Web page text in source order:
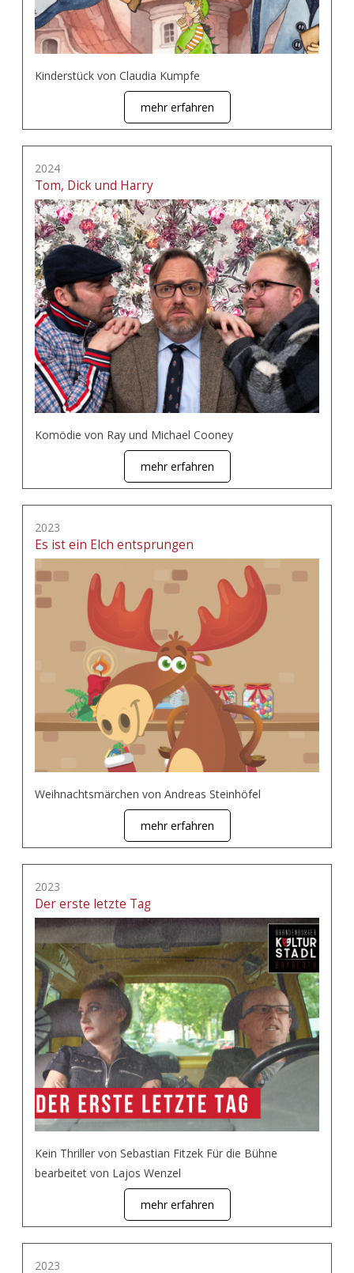
Kinderstück von Claudia Kumpfe
mehr erfahren
2024
Tom, Dick und Harry
Komödie von Ray und Michael Cooney
mehr erfahren
2023
Es ist ein Elch entsprungen
Weihnachtsmärchen von Andreas Steinhöfel
mehr erfahren
2023
Der erste letzte Tag
Kein Thriller von Sebastian Fitzek Für die Bühne
bearbeitet von Lajos Wenzel
mehr erfahren
2023